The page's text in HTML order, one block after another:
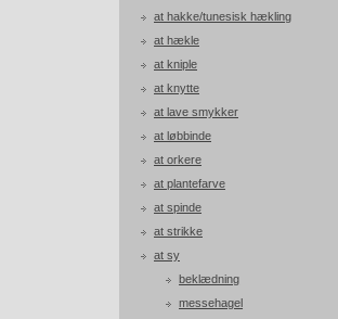
at hakke/tunesisk hækling
at hækle
at kniple
at knytte
at lave smykker
at løbbinde
at orkere
at plantefarve
at spinde
at strikke
at sy
beklædning
messehagel